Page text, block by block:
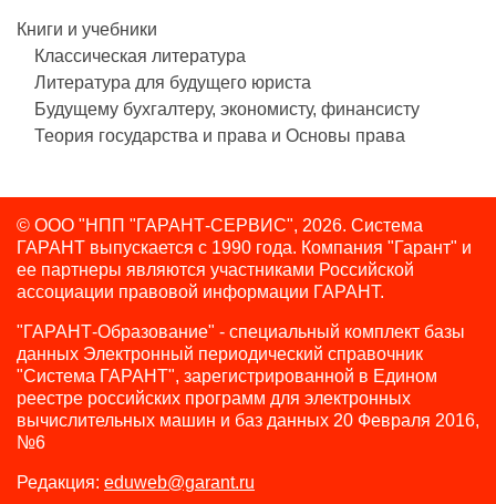
Книги и учебники
Классическая литература
Литература для будущего юриста
Будущему бухгалтеру, экономисту, финансисту
Теория государства и права и Основы права
© ООО "НПП "ГАРАНТ-СЕРВИС", 2026. Система
ГАРАНТ выпускается с 1990 года. Компания "Гарант" и
ее партнеры являются участниками Российской
ассоциации правовой информации ГАРАНТ.
"ГАРАНТ-Образование" - специальный комплект базы
данных Электронный периодический справочник
"Система ГАРАНТ", зарегистрированной в Едином
реестре российских программ для электронных
вычислительных машин и баз данных 20 Февраля 2016,
№6
Редакция: eduweb@garant.ru